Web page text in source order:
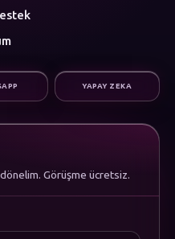
YAPAY ZEKA
dönelim. Görüşme ücretsiz.